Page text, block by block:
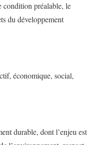
condition préalable, le
du développement
économique, social,
durable, dont l’enjeu est